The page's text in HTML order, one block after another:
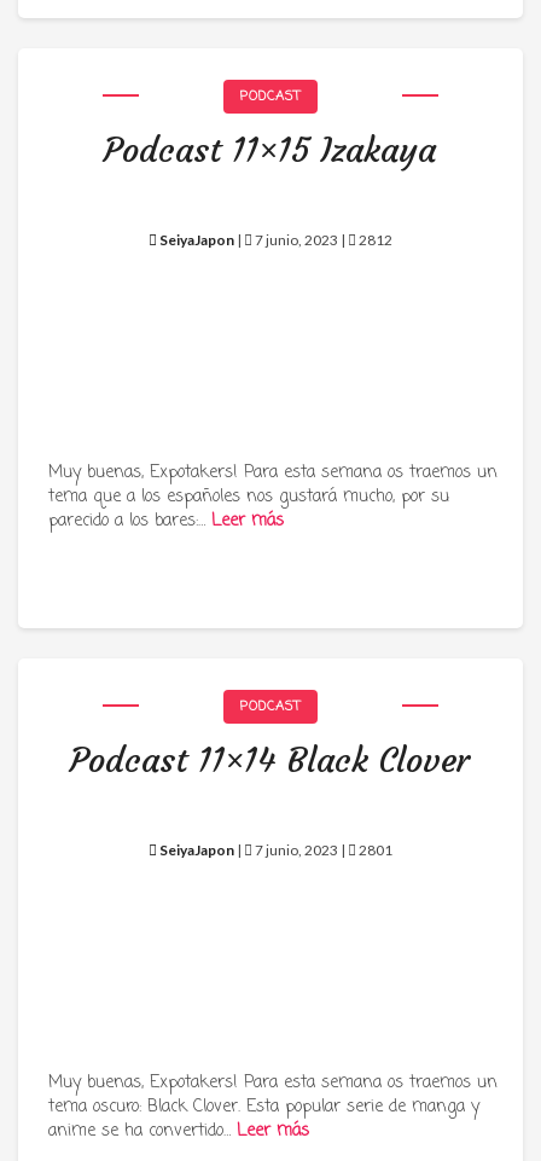
PODCAST
Podcast 11×15 Izakaya
SeiyaJapon | 7 junio, 2023 | 2812
Muy buenas, Expotakers! Para esta semana os traemos un
tema que a los españoles nos gustará mucho, por su
parecido a los bares:… Leer más
PODCAST
Podcast 11×14 Black Clover
SeiyaJapon | 7 junio, 2023 | 2801
Muy buenas, Expotakers! Para esta semana os traemos un
tema oscuro: Black Clover. Esta popular serie de manga y
anime se ha convertido… Leer más